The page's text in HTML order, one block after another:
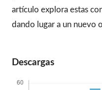
artículo explora estas
dando lugar a un nuevo
Descargas